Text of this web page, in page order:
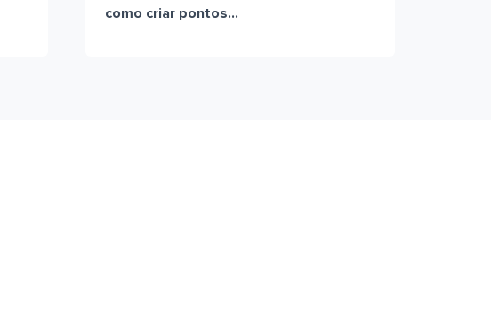
como criar pontos...